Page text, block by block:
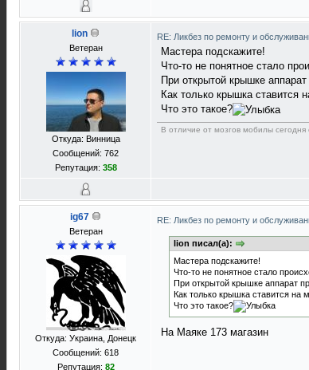
lion
Ветеран
Откуда: Винница
Сообщений: 762
Репутация: 358
RE: Ликбез по ремонту и
Мастера подскажите!
Что-то не понятное стало
При открытой крышке
Как только крышка ставится
Что это такое?
В отличие от мозгов мобилы
ig67
Ветеран
Откуда: Украина, Донецк
Сообщений: 618
Репутация: 82
RE: Ликбез по ремонту и
lion писал(а):
Мастера подскажите!
Что-то не понятное стало
При открытой крышке аппарат
Как только крышка ставится на
Что это такое?
На Маяке 173 магазин